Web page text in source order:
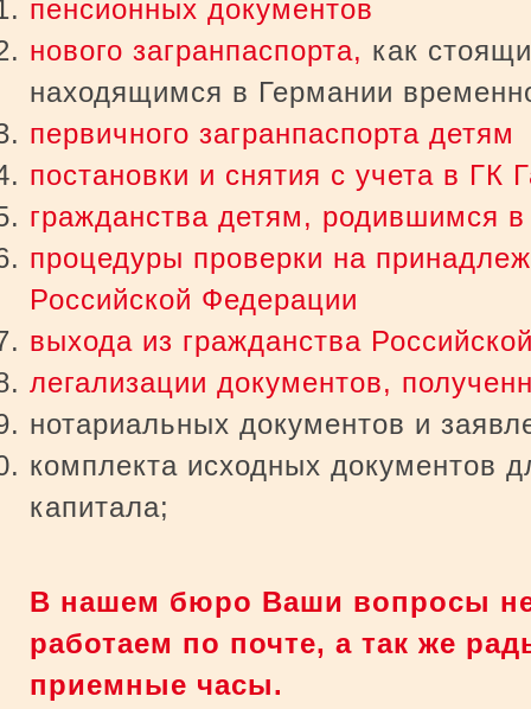
пенсионных документов
нового загранпаспорта, как
находящимся в Германии
первичного загранпаспорта детям
постановки и снятия с учета в ГК
гражданства детям, родившимся
процедуры проверки на
Российской Федерации
выхода из гражданства
легализации документов,
нотариaльных документов и
комплекта исходных документов
капитала;
В нашем бюро Ваши вопросы не
работаем по почте, а так же
приемные часы.